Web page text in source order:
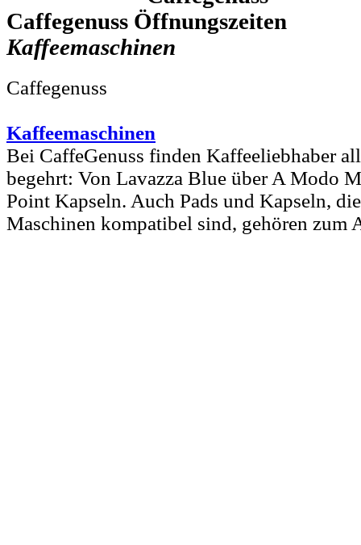
Caffegenuss
Kaffeemaschinen
Caffegenuss
Kaffeemaschinen
Bei CaffeGenuss finden Kaffeeliebhaber
begehrt: Von Lavazza Blue über A Modo
Point Kapseln. Auch Pads und Kapseln,
Maschinen kompatibel sind, gehören zum